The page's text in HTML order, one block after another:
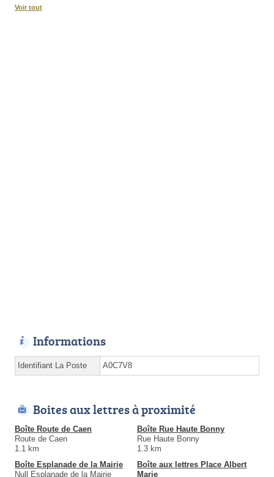
Voir tout
Informations
Identifiant La Poste A0C7V8
Boites aux lettres à proximité
Boîte Route de Caen
Route de Caen
1.1 km
Boîte Rue Haute Bonny
Rue Haute Bonny
1.3 km
Boîte Esplanade de la Mairie
Null Esplanade de la Mairie
Boîte aux lettres Place Albert
Marie